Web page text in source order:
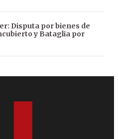
Disputa por bienes de
y Bataglia por